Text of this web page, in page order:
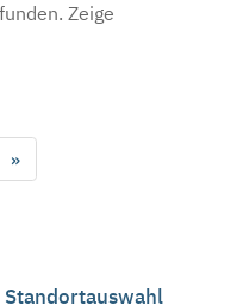
Zeige
»
Standortauswahl